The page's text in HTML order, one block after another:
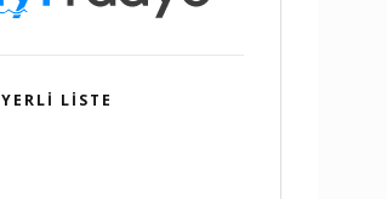
YERLI LISTE